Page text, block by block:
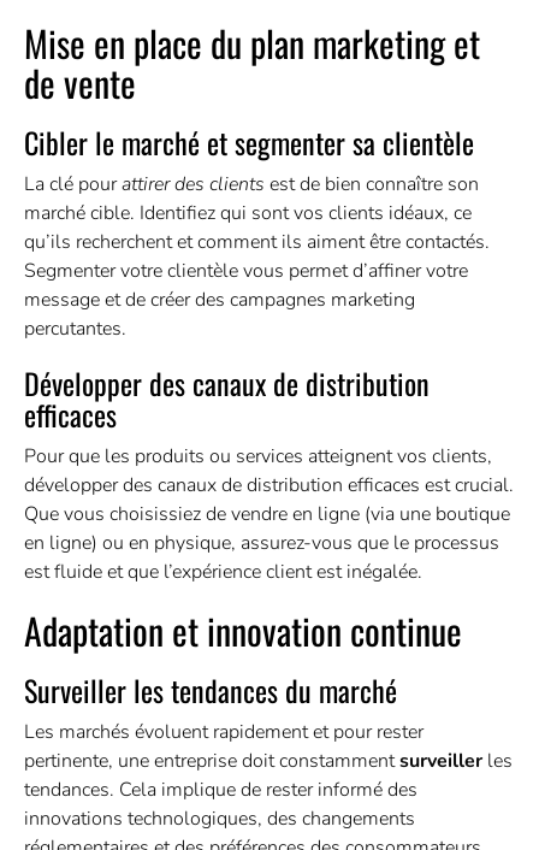
Mise en place du plan marketing et
de vente
Cibler le marché et segmenter sa clientèle
La clé pourattirer des clients est de bien connaître son
marché cible. Identifiez qui sont vos clients idéaux, ce
qu’ils recherchent et comment ils aiment être contactés.
Segmenter votre clientèle vous permet d’affiner votre
message et de créer des campagnes marketing
percutantes.
Développer des canaux de distribution
efficaces
Pour que les produits ou services atteignent vos clients,
développer des canaux de distribution efficaces est crucial.
Que vous choisissiez de vendre en ligne (via une boutique
en ligne) ou en physique, assurez-vous que le processus
est fluide et que l’expérience client est inégalée.
Adaptation et innovation continue
Surveiller les tendances du marché
Les marchés évoluent rapidement et pour rester
pertinente, une entreprise doit constammentsurveillerles
tendances. Cela implique de rester informé des
innovations technologiques, des changements